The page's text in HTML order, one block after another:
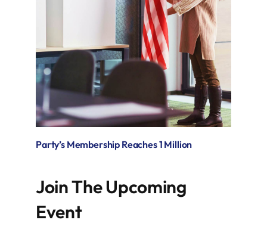
Party’s Membership Reaches 1 Million
Join The Upcoming
Event